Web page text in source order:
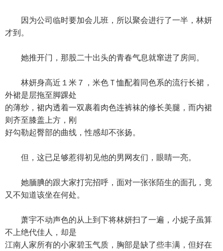
因为公司临时要加会儿班，所以聚会进行了一半，林妍
才到。
她推开门，那股二十出头的青春气息就窜进了房间。
林妍身高近１米７，米色Ｔ恤配着同色系的流行长裙，
外裙是层拖至脚踝处
的薄纱，裙内透着一双裹着肉色连裤袜的修长美腿，而内裙
则齐至膝盖上方，刚
好勾勒起臀部的曲线，性感却不张扬。
但，这已足够惹得初见他的男网友们，眼睛一亮。
她腼腆的跟大家打完招呼，面对一张张陌生的面孔，竟
又不知道该坐在何处。
萧宇不动声色的从上到下将林妍扫了一遍，小妮子虽算
不上绝代佳人，却是
江南人家所有的小家碧玉气质，胸部是缺了些丰满，但好在